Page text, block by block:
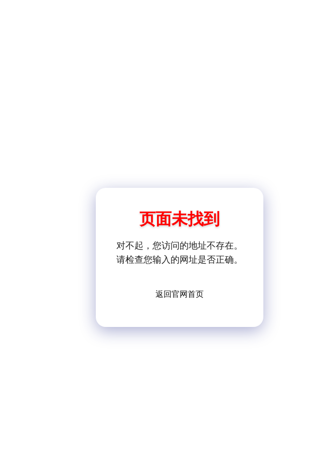
页面未找到
对不起，您访问的地址不存在。
请检查您输入的网址是否正确。
返回官网首页